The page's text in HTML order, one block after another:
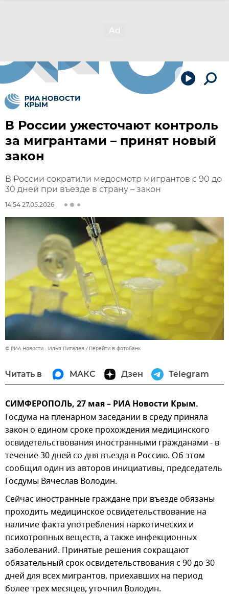
В России ужесточают контроль
за мигрантами – принят новый
закон
В России сократили медосмотр мигрантов с 90 до
30 дней при въезде в страну – закон
14:54 27.05.2026
© РИА Новости . Илья Питалев Перейти в фотобанк
Читать в МАКС Дзен Telegram
СИМФЕРОПОЛЬ, 27 мая – РИА Новости Крым.
Госдума на пленарном заседании в среду приняла
закон о едином сроке прохождения медицинского
освидетельствования иностранными гражданами - в
течение 30 дней со дня въезда в Россию. Об этом
сообщил один из авторов инициативы, председатель
Госдумы Вячеслав Володин.
Сейчас иностранные граждане при въезде обязаны
проходить медицинское освидетельствование на
наличие факта употребления наркотических и
психотропных веществ, а также инфекционных
заболеваний. Принятые решения сокращают
обязательный срок освидетельствования с 90 до 30
дней для всех мигрантов, приехавших на период
более трех месяцев, уточнил Володин.